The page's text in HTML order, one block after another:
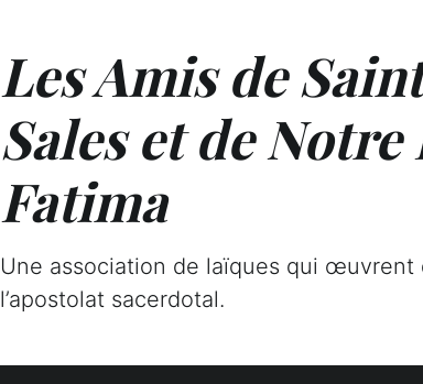
Les Amis de
Sales et de Notre
Fatima
Une association de laïques qui œuvrent
l’apostolat sacerdotal.